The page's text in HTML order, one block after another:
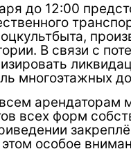
до 12:00
В связи с
многоэтажных
арендаторам
всех форм
особое